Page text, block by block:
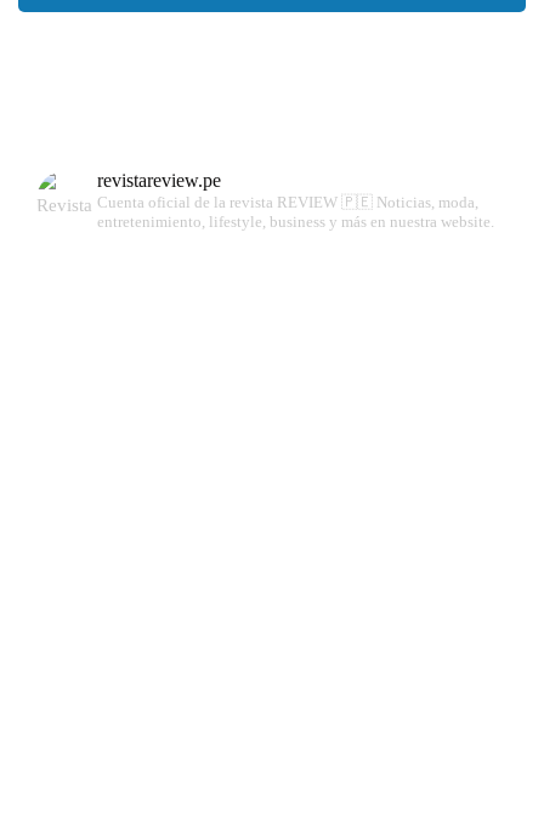
revistareview.pe
Cuenta oficial de la revista REVIEW 🇵🇪 Noticias, moda,
entretenimiento, lifestyle, business y más en nuestra website.